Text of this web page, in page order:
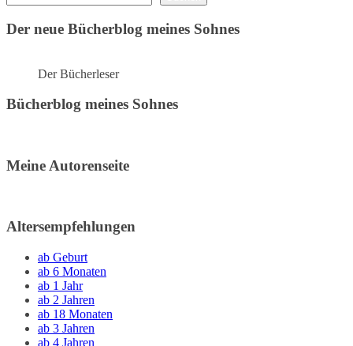
Der neue Bücherblog meines Sohnes
Der Bücherleser
Bücherblog meines Sohnes
Meine Autorenseite
Altersempfehlungen
ab Geburt
ab 6 Monaten
ab 1 Jahr
ab 2 Jahren
ab 18 Monaten
ab 3 Jahren
ab 4 Jahren